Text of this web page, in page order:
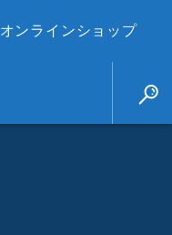
オンラインショップ